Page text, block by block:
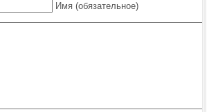
Имя (обязательное)